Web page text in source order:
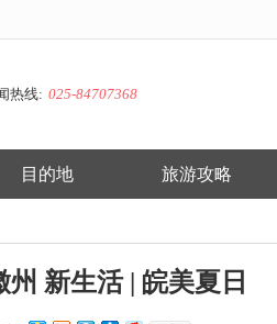
热线: 025-84707368
目的地 旅游攻略
新生活 | 皖美夏日